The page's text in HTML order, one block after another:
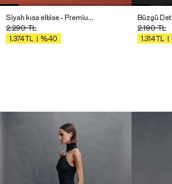
Siyah kısa elbise - Premium Edition
2.290TL
1.374
%40
2.190TL
1.314